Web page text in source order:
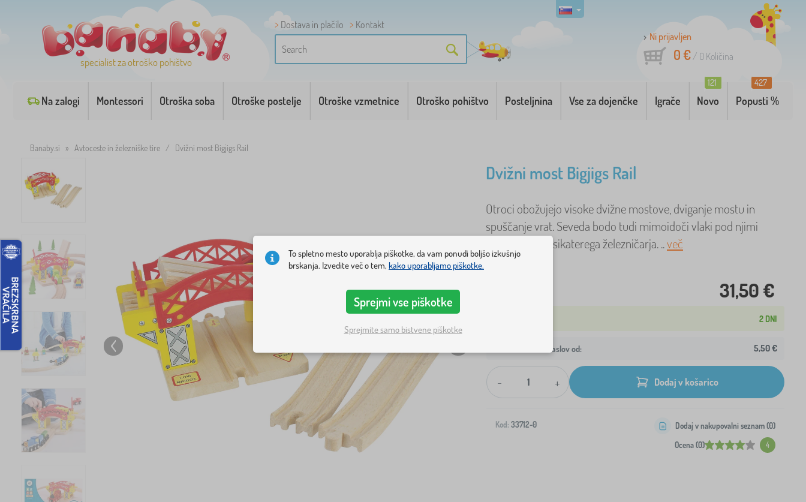
specialist za otroško pohištvo
Dostava in plačilo
Kontakt
Ni prijavljen
0 €/ 0 Količina
Na zalogi Montessori Otroška soba Otroške postelje Otroške vzmetnice Otroško pohištvo Posteljnina Vse za dojenčke Igrače Novo
121
Popusti %
427
Banaby.si » Avtoceste in železniške tire / Dvižni most Bigjigs Rail
Dvižni most Bigjigs Rail
Otroci obožujejo visoke dvižne mostove, dviganje mostu in
spuščanje vrat. Seveda bodo tudi mimoidoči vlaki pod njimi
zadovoljili marsikaterega železničarja. ..več
31,50 €
2 DNI
Dostava na vaš naslov od: 5,50 €
- + Dodaj v košarico
Kod: 33712-0
Ocena (0) 4
Dodaj v nakupovalni seznam (0)
To spletno mesto uporablja piškotke, da vam ponudi boljšo izkušnjo
brskanja. Izvedite več o tem, kako uporabljamo piškotke.
Sprejmi vse piškotke
Sprejmite samo bistvene piškotke